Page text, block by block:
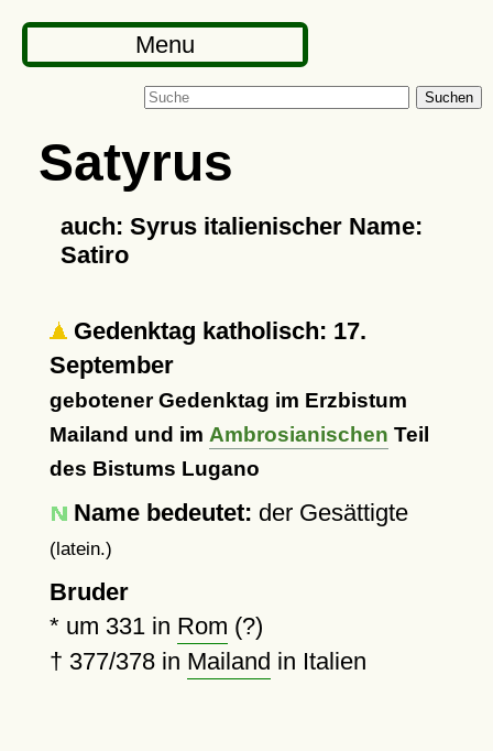
Menu
Suchen
Satyrus
auch: Syrus italienischer Name:
Satiro
Gedenktag katholisch: 17.
September
gebotener Gedenktag im Erzbistum
Mailand und im Ambrosianischen Teil
des Bistums Lugano
Name bedeutet: der Gesättigte
(latein.)
Bruder
* um 331in Rom (?)
† 377/378 in Mailand in Italien